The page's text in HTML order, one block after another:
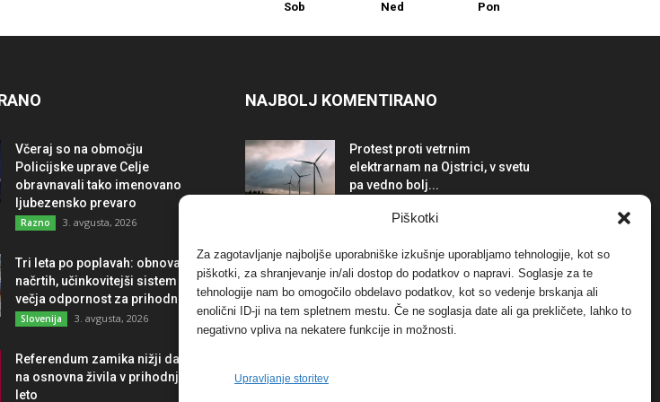
Piškotki
Za zagotavljanje najboljše uporabniške izkušnje uporabljamo tehnologije, kot so
piškotki, za shranjevanje in/ali dostop do podatkov o napravi. Soglasje za te
tehnologije nam bo omogočilo obdelavo podatkov, kot so vedenje brskanja ali
enolični ID-ji na tem spletnem mestu. Če ne soglasja date ali ga prekličete, lahko to
negativno vpliva na nekatere funkcije in možnosti.
Upravljanje storitev
Sob Ned Pon
Včeraj so na območju
Policijske uprave Celje
obravnavali tako imenovano
ljubezensko prevaro
Razno 3. avgusta, 2026
Tri leta po poplavah: obnova po
načrtih, učinkovitejši sistem in
večja odpornost za prihodnost
Slovenija 3. avgusta, 2026
Referendum zamika nižji davek
na osnovna živila v prihodnje
leto
NAJBOLJ KOMENTIRANO
Protest proti vetrnim
elektrarnam na Ojstrici, v svetu
pa vedno bolj...
elektrarnam Verbund
Dogodki 29. januarja, 2018
FOTO: Razstava cvetličarskega